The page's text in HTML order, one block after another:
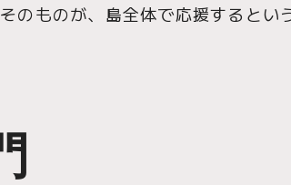
のものが、島全体で応援するとい